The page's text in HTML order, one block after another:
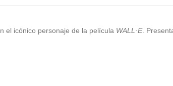
el icónico personaje de la película WALL·E.